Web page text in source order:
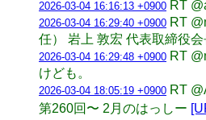
2026-03-04 16:16:13 +0900 RT
2026-03-04 16:29:40 +0900 RT
任） 岩上 敦宏 代表取締役
2026-03-04 16:29:48 +0900 RT
けども。
2026-03-04 18:05:19 +0900 RT
第260回〜 2月のはっしー